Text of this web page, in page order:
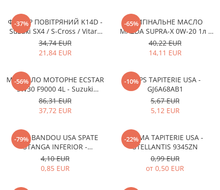
-37%
ФІЛЬТР ПОВІТРЯНИЙ K14D -
Suzuki SX4 / S-Cross / Vitara
13780-53SA0-000
34,74 EUR
21,84 EUR
-65%
ОРИГІНАЛЬНЕ МАСЛО
MAZDA SUPRA-X 0W-20 1л -
0012MO0W20
40,22 EUR
14,11 EUR
-56%
МАСТИЛО МОТОРНЕ ECSTAR
5W30 F9000 4L - Suzuki
990R0-21E72-004
86,31 EUR
37,72 EUR
-10%
CLIPS TAPITERIE USA -
GJ6A68AB1
5,67 EUR
5,12 EUR
-79%
CLIPS BANDOU USA SPATE
STANGA INFERIOR -
KD5351SJ3A
4,10 EUR
0,85 EUR
-22%
CLEMA TAPITERIE USA -
STELLANTIS 9345ZN
0,99 EUR
от 0,50 EUR